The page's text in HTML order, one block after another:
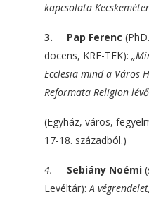
kapcsolata
3. Pap Ferenc
docens, KRE-TFK):
Ecclesia mind a Város
Reformata Religion
(Egyház, város,
17-18. századból.)
4. Sebiány Noémi
Levéltár):A